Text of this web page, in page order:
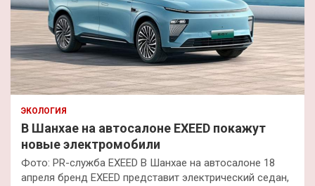
ЭКОЛОГИЯ
В Шанхае на автосалоне EXEED покажут
новые электромобили
Фото: PR-служба EXEED В Шанхае на автосалоне 18
апреля бренд EXEED представит электрический седан,